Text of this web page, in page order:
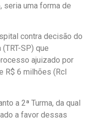
seria uma forma de
contra decisão do
SP) que
ajuizado por
R$ 6 milhões (Rcl
a 2ª Turma, da qual
a favor dessas